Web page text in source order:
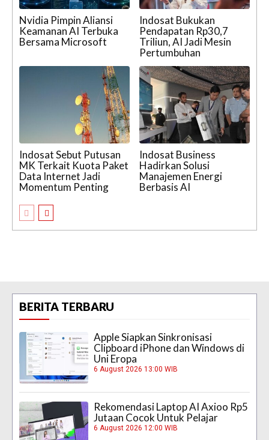
Nvidia Pimpin Aliansi
Keamanan AI Terbuka
Bersama Microsoft
Indosat Bukukan
Pendapatan Rp30,7
Triliun, AI Jadi Mesin
Pertumbuhan
Indosat Sebut Putusan
MK Terkait Kuota Paket
Data Internet Jadi
Momentum Penting
Indosat Business
Hadirkan Solusi
Manajemen Energi
Berbasis AI
BERITA TERBARU
Apple Siapkan Sinkronisasi
Clipboard iPhone dan Windows di
Uni Eropa
6 August 2026 13:00 WIB
Rekomendasi Laptop AI Axioo Rp5
Jutaan Cocok Untuk Pelajar
6 August 2026 12:00 WIB